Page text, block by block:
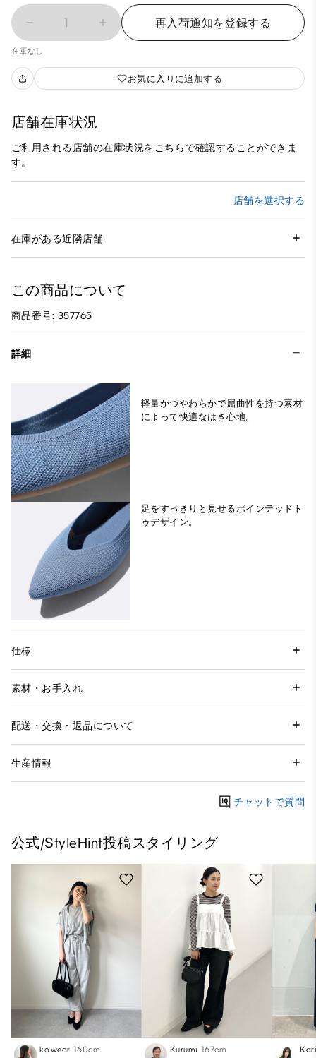
1 再入荷通知を登録する
在庫なし
お気に入りに追加する
店舗在庫状況
ご利用される店舗の在庫状況をこちらで確認することができま
す。
店舗を選択する
在庫がある近隣店舗
この商品について
商品番号: 357765
詳細
軽量かつやわらかで屈曲性を持つ素材
足をすっきりと見せるポインテッドト
仕様
素材・お手入れ
配送・交換・返品について
生産情報
チャットで質問
公式/StyleHint投稿スタイリング
ko.wear 160cm Kurumi 167cm